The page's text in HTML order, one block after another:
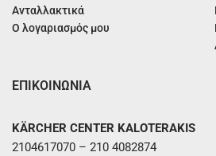
Ανταλλακτικά
Ο λογαριασμός μου
ΕΠΙΚΟΙΝΩΝΙΑ
KÄRCHER CENTER KALOTERAKIS
2104617070 – 210 4082874